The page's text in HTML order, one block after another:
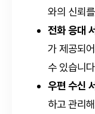
와의 신뢰
전화 응대
가 제공되
수 있습니
우편 수신
하고 관리